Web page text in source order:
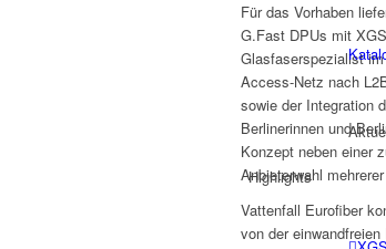
Highlights
Für das Vorhaben
G.Fast DPUs mit
Glasfaserspezialist
Access-Netz nach
sowie der Integration
Berlinerinnen und
Konzept neben einer
Anbieterwahl
Vattenfall Eurofiber
von der